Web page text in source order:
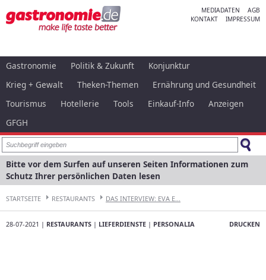
MEDIADATEN
AGB
KONTAKT
IMPRESSUM
Gastronomie Politik & Zukunft
Konjunktur
Krieg + Gewalt
Theken-Themen
Ernährung und Gesundheit
Tourismus
Hotellerie Tools Einkauf-Info
Anzeigen
GFGH
Bitte vor dem Surfen auf unseren Seiten Informationen zum
Schutz Ihrer persönlichen Daten lesen
STARTSEITE RESTAURANTS DAS INTERVIEW: EVA E...
DRUCKEN
28-07-2021 | RESTAURANTS | LIEFERDIENSTE | PERSONALIA